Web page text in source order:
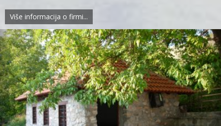
Više informacija o firmi...